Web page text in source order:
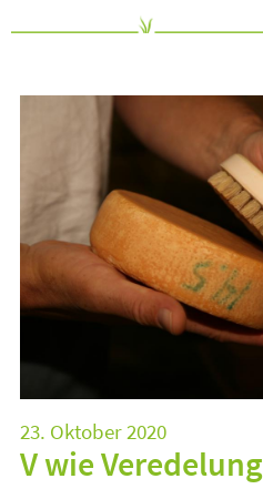
23. Oktober 2020
V wie Veredelung